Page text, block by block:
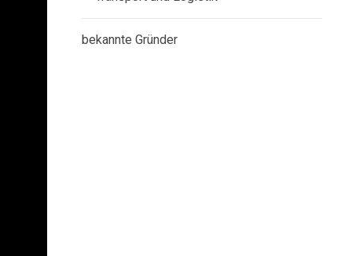
bekannte Gründer